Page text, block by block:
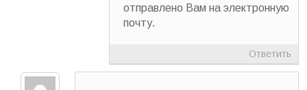
отправлено Вам на электронную
почту.
Ответить